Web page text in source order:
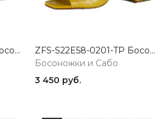
ZFS-S22E58-0203-TP Босоножки женские Madella
ZFS-S22E58-0201-TP Босоножки женские Madella
Босоножки и Сабо
3 450 руб.